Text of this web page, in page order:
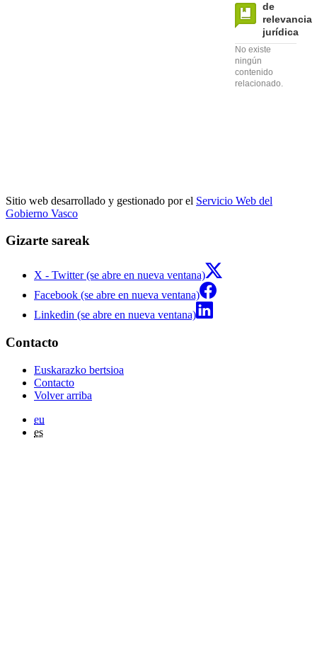
de
relevancia
jurídica
No existe
ningún
contenido
relacionado.
Sitio web desarrollado y gestionado por el Servicio Web del
Gobierno Vasco
Gizarte sareak
X - Twitter (se abre en nueva ventana)
Facebook (se abre en nueva ventana)
Linkedin (se abre en nueva ventana)
Contacto
Euskarazko bertsioa
Contacto
Volver arriba
eu
es